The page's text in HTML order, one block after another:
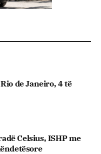
de Janeiro, 4 të
Celsius, ISHP me